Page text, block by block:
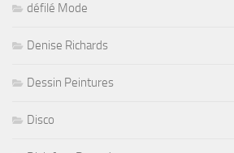
défilé Mode
Denise Richards
Dessin Peintures
Disco